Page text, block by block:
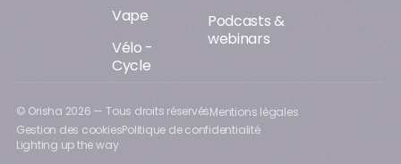
Vape
Vélo -
Cycle
Podcasts &
webinars
© Orisha 2026 — Tous droits réservésMentions légales
Gestion des cookiesPolitique de confidentialité
Lighting up the way